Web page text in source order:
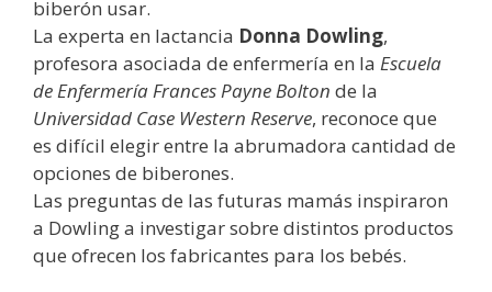
biberón usar.
La experta en lactancia Donna Dowling,
profesora asociada de enfermería en la Escuela
de Enfermería Frances Payne Bolton de la
Universidad Case Western Reserve, reconoce que
es difícil elegir entre la abrumadora cantidad de
opciones de biberones.
Las preguntas de las futuras mamás inspiraron
a Dowling a investigar sobre distintos productos
que ofrecen los fabricantes para los bebés.